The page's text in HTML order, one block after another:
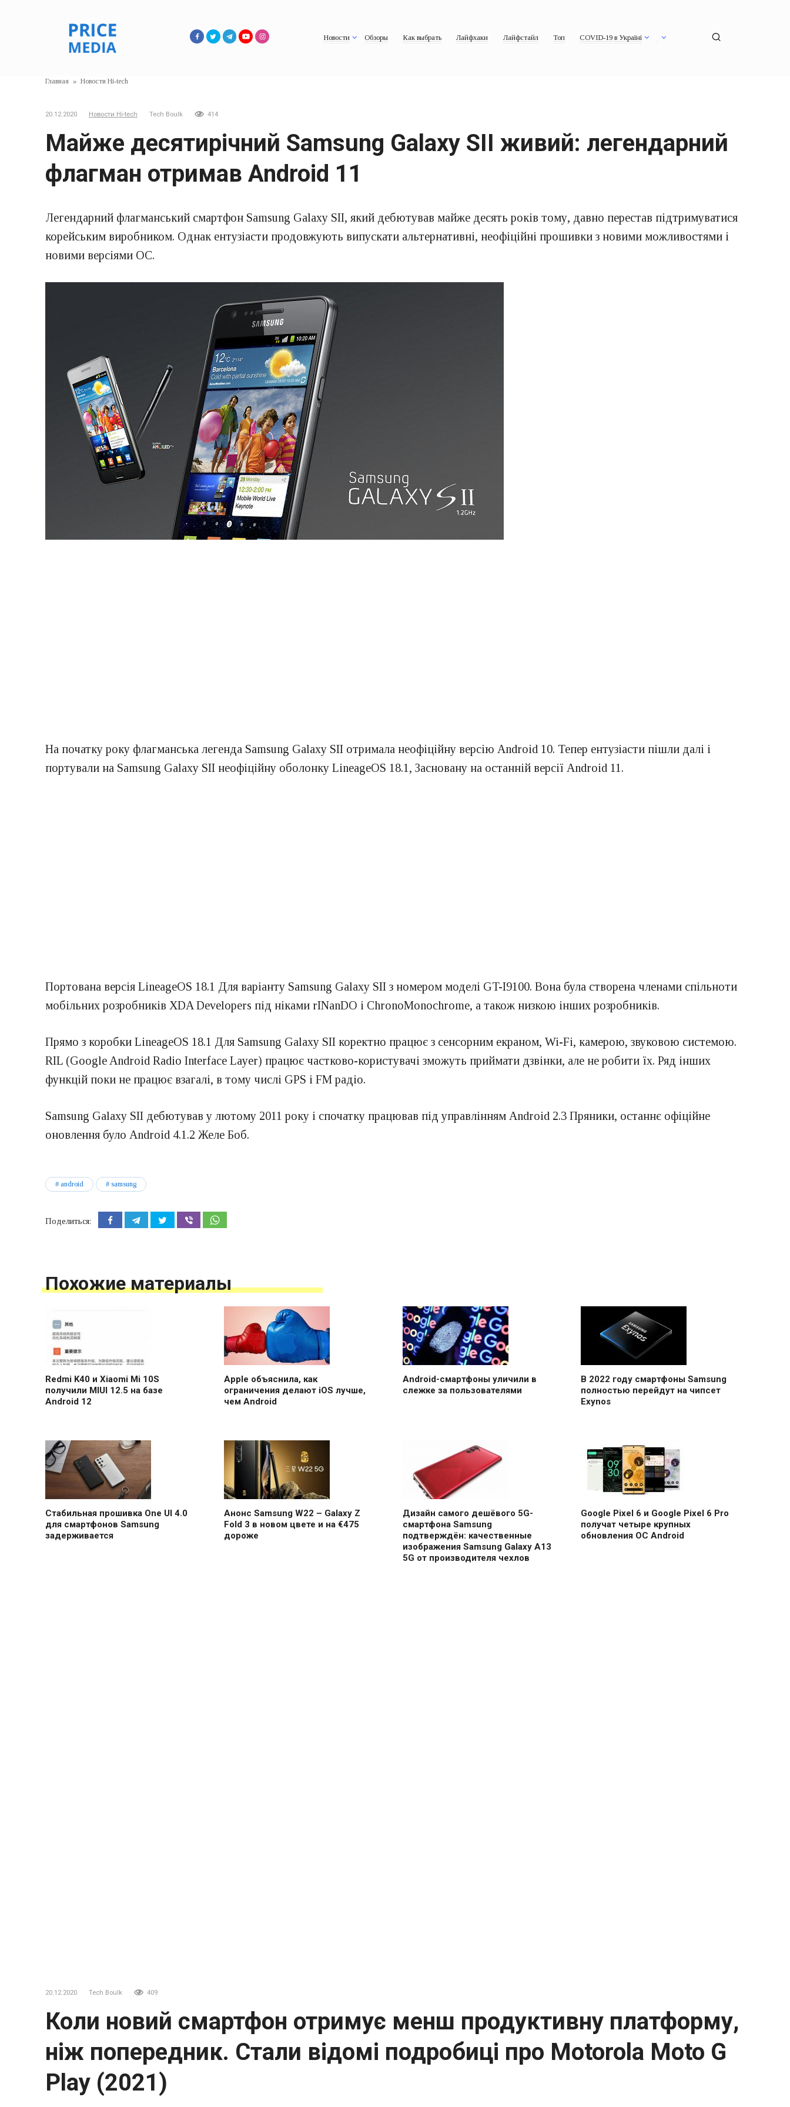
Новости Обзоры Как выбрать Лайфхаки Лайфстайл Топ COVID-19 в Україні
Главная » Новости Hi-tech
20.12.2020 Новости Hi-tech Tech Boulk 414
Майже десятирічний Samsung Galaxy SII живий: легендарний
флагман отримав Android 11
Легендарний флагманський смартфон Samsung Galaxy SII, який дебютував майже десять років тому, давно перестав підтримуватися
корейським виробником. Однак ентузіасти продовжують випускати альтернативні, неофіційні прошивки з новими можливостями і
новими версіями ОС.
На початку року флагманська легенда Samsung Galaxy SII отримала неофіційну версію Android 10. Тепер ентузіасти пішли далі і
портували на Samsung Galaxy SII неофіційну оболонку LineageOS 18.1, Засновану на останній версії Android 11.
Портована версія LineageOS 18.1 Для варіанту Samsung Galaxy SII з номером моделі GT-I9100. Вона була створена членами спільноти
мобільних розробників XDA Developers під ніками rINanDO і ChronoMonochrome, а також низкою інших розробників.
Прямо з коробки LineageOS 18.1 Для Samsung Galaxy SII коректно працює з сенсорним екраном, Wi-Fi, камерою, звуковою системою.
RIL (Google Android Radio Interface Layer) працює частково-користувачі зможуть приймати дзвінки, але не робити їх. Ряд інших
функцій поки не працює взагалі, в тому числі GPS і FM радіо.
Samsung Galaxy SII дебютував у лютому 2011 року і спочатку працював під управлінням Android 2.3 Пряники, останнє офіційне
оновлення було Android 4.1.2 Желе Боб.
android samsung
Поделиться:
Похожие материалы
Redmi K40 и Xiaomi Mi 10S
получили MIUI 12.5 на базе
Android 12
Apple объяснила, как
ограничения делают iOS лучше,
чем Android
Android-смартфоны уличили в
слежке за пользователями
В 2022 году смартфоны Samsung
полностью перейдут на чипсет
Exynos
Стабильная прошивка One UI 4.0
для смартфонов Samsung
задерживается
Анонс Samsung W22 – Galaxy Z
Fold 3 в новом цвете и на €475
дороже
Дизайн самого дешёвого 5G-
смартфона Samsung
подтверждён: качественные
изображения Samsung Galaxy A13
5G от производителя чехлов
Google Pixel 6 и Google Pixel 6 Pro
получат четыре крупных
обновления ОС Android
20.12.2020 Tech Boulk 409
Коли новий смартфон отримує менш продуктивну платформу,
ніж попередник. Стали відомі подробиці про Motorola Moto G
Play (2021)